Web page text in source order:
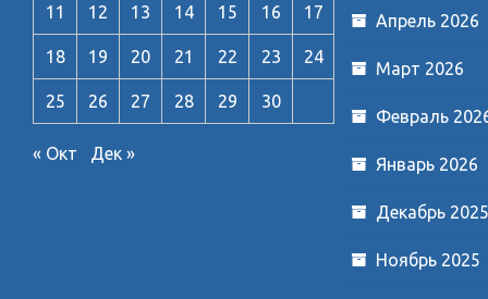
11 12 13 14 15 16 17
18 19 20 21 22 23 24
25 26 27 28 29 30
« Окт Дек »
Апрель 2026
Март 2026
Февраль
Январь 2026
Декабрь 2025
Ноябрь 2025